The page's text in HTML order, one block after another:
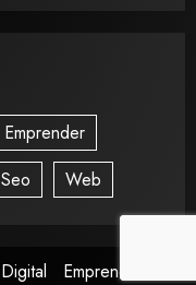
Emprender
Seo Web
Digital Emprender